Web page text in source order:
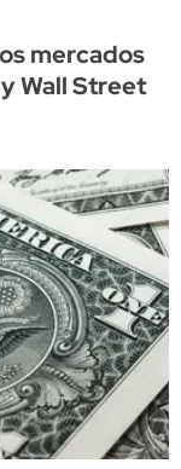
mercados
Wall Street